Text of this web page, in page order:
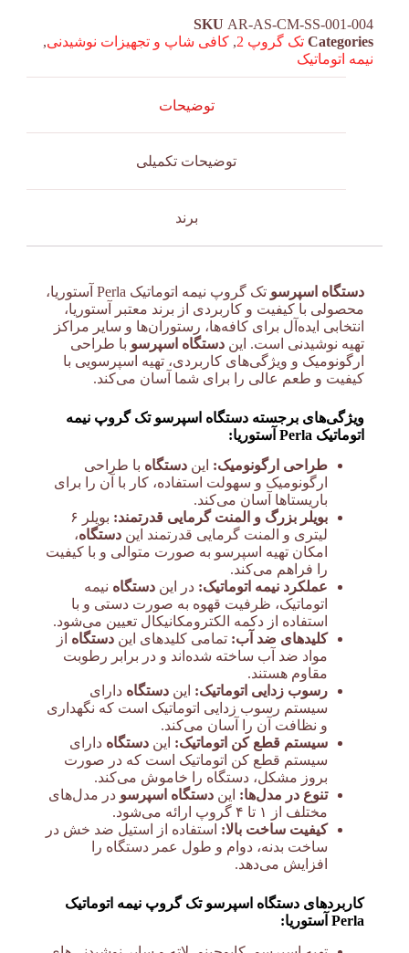
SKU AR-AS-CM-SS-001-004
Categories تک گروپ 2 , کافی شاپ و تجهیزات نوشیدنی,
نیمه اتوماتیک
توضیحات
توضیحات تکمیلی
برند
دستگاه اسپرسو
تک گروپ نیمه اتوماتیک Perla آستوریا،
محصولی با کیفیت و کاربردی از برند معتبر آستوریا،
انتخابی ایده‌آل برای کافه‌ها، رستوران‌ها و سایر مراکز
تهیه نوشیدنی است. این دستگاه اسپرسو با طراحی
ارگونومیک و ویژگی‌های کاربردی، تهیه اسپرسویی با
کیفیت و طعم عالی را برای شما آسان می‌کند.
ویژگی‌های برجسته دستگاه اسپرسو تک گروپ نیمه
اتوماتیک Perla آستوریا:
طراحی ارگونومیک: این دستگاه با طراحی
ارگونومیک و سهولت استفاده، کار با آن را برای
باریستاها آسان می‌کند.
بویلر بزرگ و المنت گرمایی قدرتمند:
بویلر ۶
لیتری و المنت گرمایی قدرتمند این دستگاه،
امکان تهیه اسپرسو به صورت متوالی و با کیفیت
را فراهم می‌کند.
عملکرد نیمه اتوماتیک: در این دستگاه نیمه
اتوماتیک، ظرفیت قهوه به صورت دستی و با
استفاده از دکمه الکترومکانیکال تعیین می‌شود.
کلیدهای ضد آب: تمامی کلیدهای این دستگاه از
مواد ضد آب ساخته شده‌اند و در برابر رطوبت
مقاوم هستند.
رسوب زدایی اتوماتیک: این دستگاه دارای
سیستم رسوب زدایی اتوماتیک است که نگهداری
و نظافت آن را آسان می‌کند.
سیستم قطع کن اتوماتیک: این دستگاه دارای
سیستم قطع کن اتوماتیک است که در صورت
بروز مشکل، دستگاه را خاموش می‌کند.
تنوع در مدل‌ها: این دستگاه اسپرسو در مدل‌های
مختلف از ۱ تا ۴ گروپ ارائه می‌شود.
کیفیت ساخت بالا: استفاده از استیل ضد خش در
ساخت بدنه، دوام و طول عمر دستگاه را
افزایش می‌دهد.
کاربردهای دستگاه اسپرسو تک گروپ نیمه اتوماتیک
Perla آستوریا: